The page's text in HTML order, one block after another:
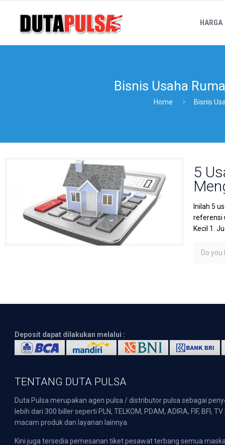
HARGA
Bisnis Usaha
Home Bisnis
5
Inilah 5
referensi
Kecil 1.
Do you
Deposit dapat dilakukan melalui :
TENTANG DUTA PULSA
Duta Pulsa merupakan agen pulsa / distributor pulsa sebagai
lebih dari 300 biller seperti PLN, TELKOM, PDAM, ADIRA, FIF,
macam produk dan layanan lainnya.
Kini juga tersedia pemesanan tiket pesawat terbang semua